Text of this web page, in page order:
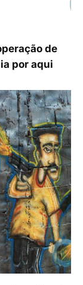
de
por aqui